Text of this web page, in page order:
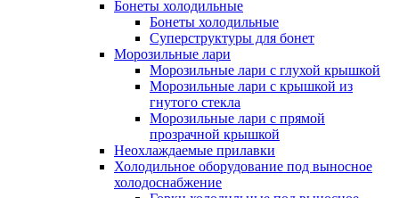
Бонеты холодильные
Бонеты холодильные
Суперструктуры для бонет
Морозильные лари
Морозильные лари с глухой крышкой
Морозильные лари с крышкой из
гнутого стекла
Морозильные лари с прямой
прозрачной крышкой
Неохлаждаемые прилавки
Холодильное оборудование под выносное
холодоснабжение